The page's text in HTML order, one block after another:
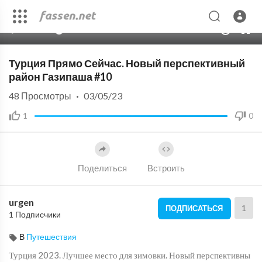
Турция Прямо Сейчас. Новый перспективный
район Газипаша #10
1 0
48 Просмотры · 03/05/23
Поделиться Встроить
urgen
1 Подписчики
ПОДПИСАТЬСЯ 1
В Путешествия
Турция 2023. Лучшее место для зимовки. Новый перспективны